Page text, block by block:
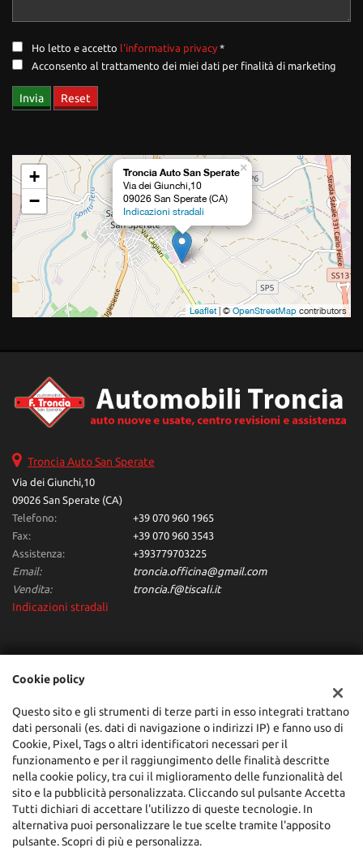
Ho letto e accetto l'informativa privacy *
Acconsento al trattamento dei miei dati per finalità di marketing
Troncia Auto San Sperate
Via dei Giunchi,10
09026 San Sperate (CA)
Indicazioni stradali
×
+
−
Leaflet| © OpenStreetMap contributors
Troncia Auto San Sperate
Via dei Giunchi,10
09026 San Sperate (CA)
Telefono:
+39 070 960 1965
Fax:
+39 070 960 3543
Assistenza:
+393779703225
Email:
troncia.officina@gmail.com
Vendita:
troncia.f@tiscali.it
Indicazioni stradali
Troncia Francesco Automobili
C.F/P.IVA:00684160955
Registro delle imprese:CA
Cookie policy
Questo sito e gli strumenti di terze parti in esso integrati trattano
dati personali (es. dati di navigazione o indirizzi IP) e fanno uso di
Cookie, Pixel, Tags o altri identificatori necessari per il
funzionamento e per il raggiungimento delle finalità descritte
nella cookie policy, tra cui il miglioramento delle funzionalità del
sito e la pubblicità personalizzata. Cliccando sul pulsante Accetta
Tutti dichiari di accettare l'utilizzo di queste tecnologie. In
alternativa puoi personalizzare le tue scelte tramite l'apposito
pulsante. Scopri di più e personalizza.